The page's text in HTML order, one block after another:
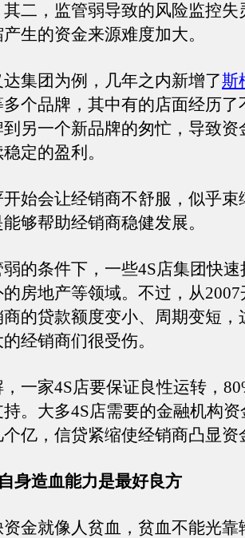
二，监管弱导致的风险监控失
生的资金来源难度加大。
团为例，几年之内新增了斯
多个品牌，其中有的店面经历了
到另一个新品牌的匆忙，导致资
定的盈利。
会让经销商不舒服，似乎束
够帮助经销商稳健发展。
条件下，一些4S店集团快速
房地产等领域。不过，从
的贷款额度变小、周期变短，
经销商们很受伤。
家4S店要保证良性运转，
。大多4S店需要的金融机构
亿，信贷紧缩使经销商凸显资
造血能力是最好良方
就像人贫血，贫血不能光靠